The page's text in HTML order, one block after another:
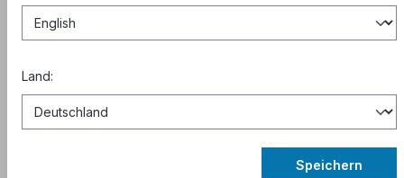
Land:
Speichern